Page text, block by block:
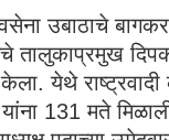
उबाठाचे
तालुकाप्रमुख
येथे
131 मते